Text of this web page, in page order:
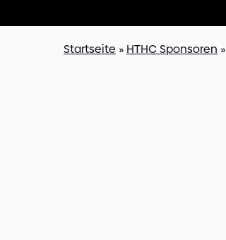
Startseite » HTHC Sponsoren »